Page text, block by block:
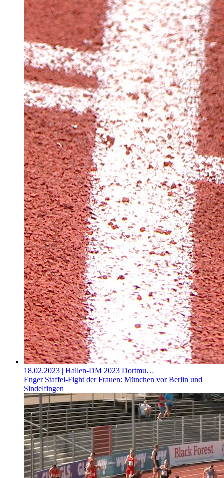
18.02.2023 | Hallen-DM 2023 Dortmu…
Enger Staffel-Fight der Frauen: München vor Berlin und
Sindelfingen